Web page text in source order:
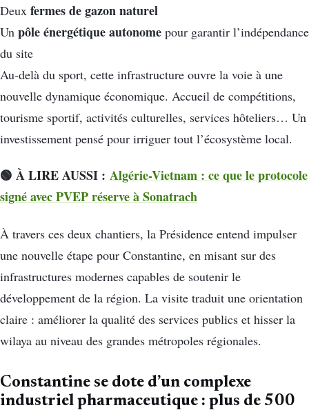
Deux fermes de gazon naturel
Un pôle énergétique autonome pour garantir l’indépendance
du site
Au-delà du sport, cette infrastructure ouvre la voie à une
nouvelle dynamique économique. Accueil de compétitions,
tourisme sportif, activités culturelles, services hôteliers… Un
investissement pensé pour irriguer tout l’écosystème local.
🟢 À LIRE AUSSI : Algérie-Vietnam : ce que le protocole
signé avec PVEP réserve à Sonatrach
À travers ces deux chantiers, la Présidence entend impulser
une nouvelle étape pour Constantine, en misant sur des
infrastructures modernes capables de soutenir le
développement de la région. La visite traduit une orientation
claire : améliorer la qualité des services publics et hisser la
wilaya au niveau des grandes métropoles régionales.
Constantine se dote d’un complexe
industriel pharmaceutique : plus de 500